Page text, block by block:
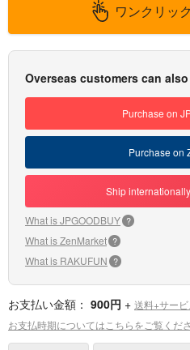
ワンクリッ
Overseas customers can
Purchase on
Purchase on
Ship
What is JPGOODBUY ?
What is ZenMarket ?
What is RAKUFUN ?
お支払い金額： 900円 + 送料+サー
お支払時期についてはこちらをご覧くだ